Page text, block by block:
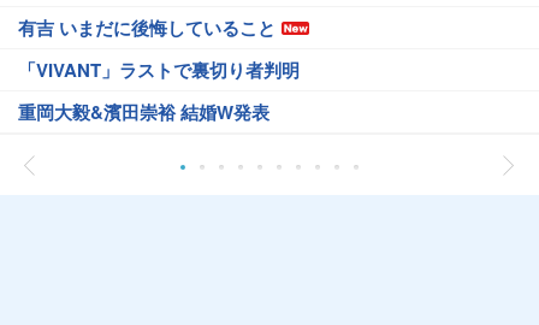
有吉 いまだに後悔していること
「VIVANT」ラストで裏切り者判明
重岡大毅&濱田崇裕 結婚W発表